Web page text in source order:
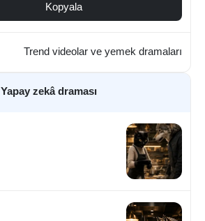
Kopyala
Trend videolar ve yemek dramaları
Yapay zekâ draması